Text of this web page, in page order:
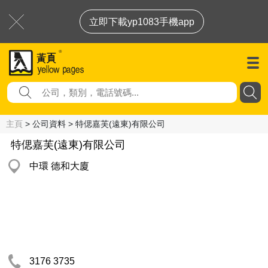
立即下載yp1083手機app
主頁 > 公司資料 > 特偲嘉芙(遠東)有限公司
特偲嘉芙(遠東)有限公司
中環 德和大廈
3176 3735